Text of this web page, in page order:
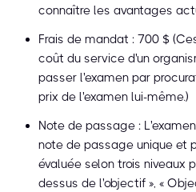
connaître les avantages
Frais de mandat : 700 $
coût du service d'un
passer l'examen par
prix de l'examen lui-même.)
Note de passage :
note de passage unique et
évaluée selon trois niveaux
dessus de l'objectif », «